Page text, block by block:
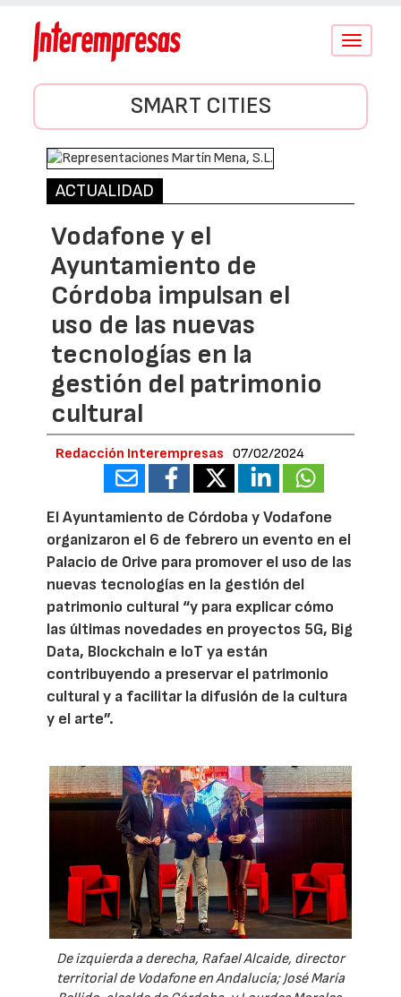
Conmutar
SMART CITIES
ACTUALIDAD
Vodafone y el
Ayuntamiento de
Córdoba impulsan el
uso de las nuevas
tecnologías en la
gestión del patrimonio
cultural
Redacción Interempresas 07/02/2024
El Ayuntamiento de Córdoba y Vodafone
organizaron el 6 de febrero un evento en el
Palacio de Orive para promover el uso de las
nuevas tecnologías en la gestión del
patrimonio cultural “y para explicar cómo
las últimas novedades en proyectos 5G, Big
Data, Blockchain e IoT ya están
contribuyendo a preservar el patrimonio
cultural y a facilitar la difusión de la cultura
y el arte”.
De izquierda a derecha, Rafael Alcaide, director
territorial de Vodafone en Andalucía; José María